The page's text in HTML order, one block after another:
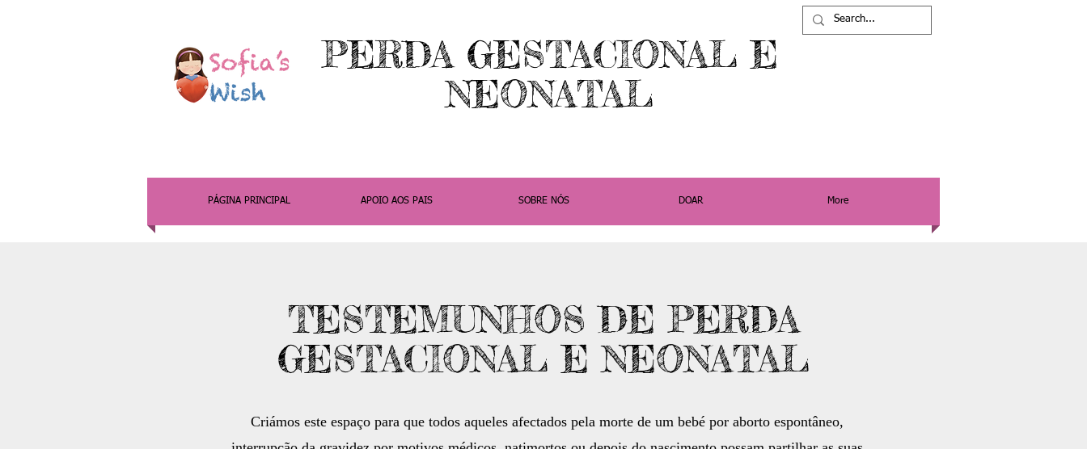
PERDA GESTACIONAL E
NEONATAL
PÁGINA PRINCIPAL APOIO AOS PAIS SOBRE NÓS DOAR More
TESTEMUNHOS DE PERDA
GESTACIONAL E NEONATAL
Criámos este espaço para que todos aqueles afectados pela morte de um bebé por aborto espontâneo,